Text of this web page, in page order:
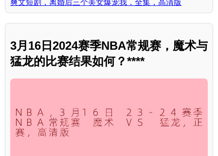
爽文短剧，离婚后三个美女爆宠我，全集，高清版
3月16日2024赛季NBA常规赛，魔术与
猛龙的比赛结果如何？****